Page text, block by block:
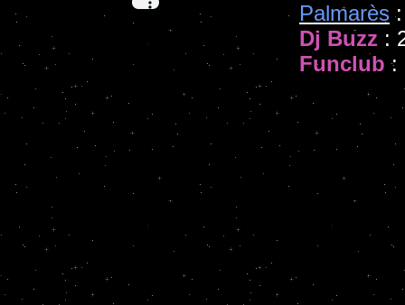
Palmarès :
Dj Buzz :
Funclub :